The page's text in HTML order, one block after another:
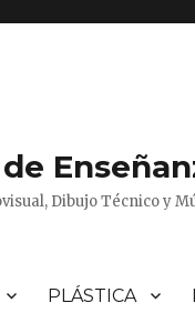
Dibujo Técnico y
PLÁSTICA